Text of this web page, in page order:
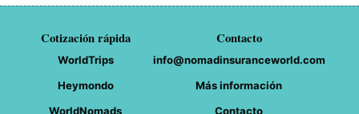
Cotización rápida
WorldTrips
Heymondo
WorldNomads
Contacto
info@nomadinsuranceworld.com
Más información
Contacto